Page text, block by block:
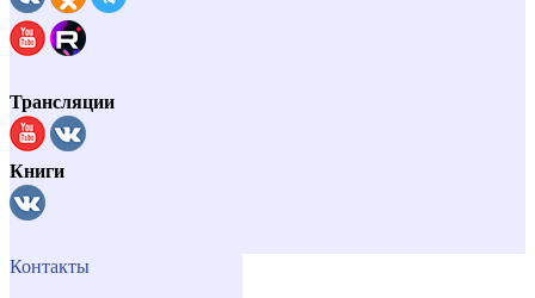
Трансляции
Книги
Контакты